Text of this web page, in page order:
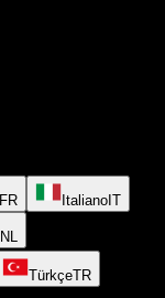
FR Italiano IT
NL
TürkçeTR